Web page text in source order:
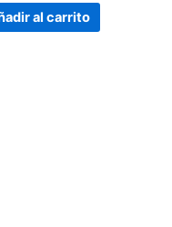
al carrito